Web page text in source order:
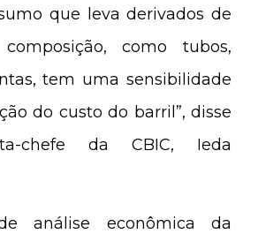
que leva derivados de
como tubos,
tem uma sensibilidade
do custo do barril”, disse
chefe da CBIC, Ieda
análise econômica da